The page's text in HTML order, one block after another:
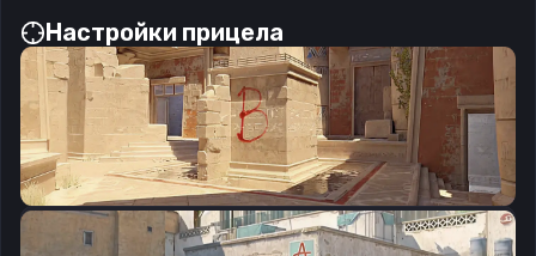
Настройки прицела
CSGO-pzOsG-obJCH-8xofb-X5a6P-nysyM